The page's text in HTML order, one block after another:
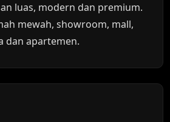
luas, modern dan premium.
mewah, showroom, mall,
dan apartemen.